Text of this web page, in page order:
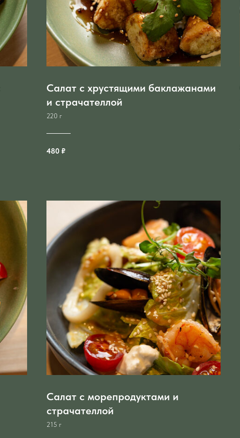
Салат с хрустящими баклажанами
и страчателлой
220 г
480 ₽
Салат с морепродуктами и
страчателлой
215 г